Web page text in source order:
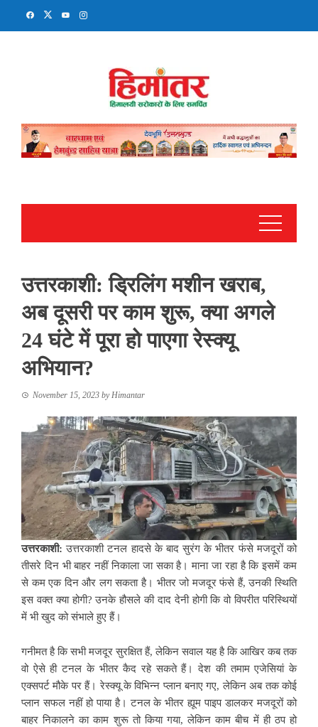
उत्तरकाशी: ड्रिलिंग मशीन खराब,
अब दूसरी पर काम शुरू, क्या अगले
24 घंटे में पूरा हो पाएगा रेस्क्यू
अभियान?
November 15, 2023 byHimantar
उत्तरकाशी: उत्तरकाशी टनल हादसे के बाद सुरंग के भीतर फंसे मजदूरों को
तीसरे दिन भी बाहर नहीं निकाला जा सका है। माना जा रहा है कि इसमें कम
से कम एक दिन और लग सकता है। भीतर जो मजदूर फंसे हैं, उनकी स्थिति
इस वक्त क्या होगी? उनके हौसले की दाद देनी होगी कि वो विपरीत परिस्थियों
में भी खुद को संभाले हुए हैं।
गनीमत है कि सभी मजदूर सुरक्षित हैं, लेकिन सवाल यह है कि आखिर कब तक
वो ऐसे ही टनल के भीतर कैद रहे सकते हैं। देश की तमाम एजेसियां के
एक्सपर्ट मौके पर हैं। रेस्क्यू के विभिन्न प्लान बनाए गए, लेकिन अब तक कोई
प्लान सफल नहीं हो पाया है। टनल के भीतर ह्यूम पाइप डालकर मजदूरों को
बाहर निकालने का काम शुरू तो किया गया, लेकिन काम बीच में ही ठप हो